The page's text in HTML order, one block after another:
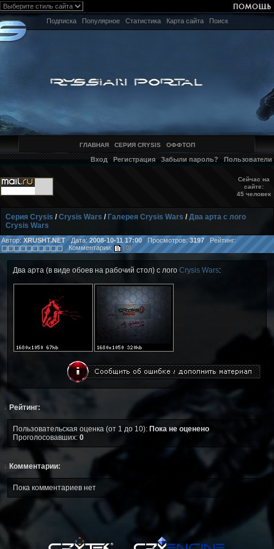
Подписка Популярное Статистика Карта сайта Поиск
ГЛАВНАЯ СЕРИЯ CRYSIS ОФФТОП
Вход Регистрация Забыли пароль? Пользователи
Сейчас на
сайте:
45 человек
Серия Crysis /Crysis Wars / Галерея Crysis Wars /Два арта с лого
Crysis Wars
Автор: XRUSHT.NET Дата:2008-10-11 17:00Просмотров: 3197Рейтинг:
Комментарии:
(0)
Два арта (в виде обоев на рабочий стол) с лого Crysis Wars:
↓ Рейтинг:
Пользовательская оценка (от 1 до 10): Пока не оценено
Проголосовавших: 0
↓ Комментарии:
Пока комментариев нет